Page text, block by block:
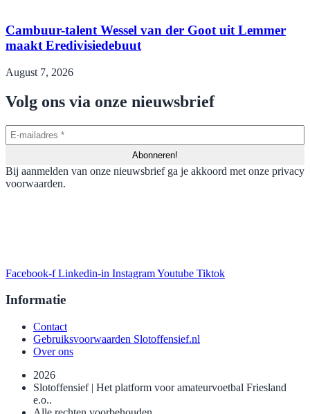
Cambuur-talent Wessel van der Goot uit Lemmer
maakt Eredivisiedebuut
August 7, 2026
Volg ons via onze nieuwsbrief
Bij aanmelden van onze nieuwsbrief ga je akkoord met onze privacy
voorwaarden.
Facebook-f Linkedin-in InstagramYoutube Tiktok
Informatie
Contact
Gebruiksvoorwaarden Slotoffensief.nl
Over ons
2026
Slotoffensief | Het platform voor amateurvoetbal Friesland
e.o..